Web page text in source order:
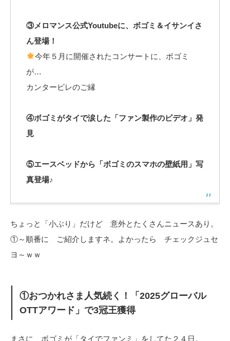
③メロマンス公式Youtubeに、ボゴミ＆イサンイさ
ん登場！
今年５月に開催されたコンサートに、ボゴミ
が…
カンタービレのご縁
④ボゴミがタイで涙した「ファン製作のビデオ」発
見
⑤エースベッドから「ボゴミのスマホの壁紙用」写
真登場♪
ちょっと「小ぶり」だけど 意外とたくさんニュースあり。
①～順番に ご紹介しますネ。よかったら チェックジュセ
ヨ～ｗｗ
①おつかれさま人気続く！「2025グローバル
OTTアワード」で3冠王獲得
まさに ボゴミが「タイでファンミ」をしてた２４日。